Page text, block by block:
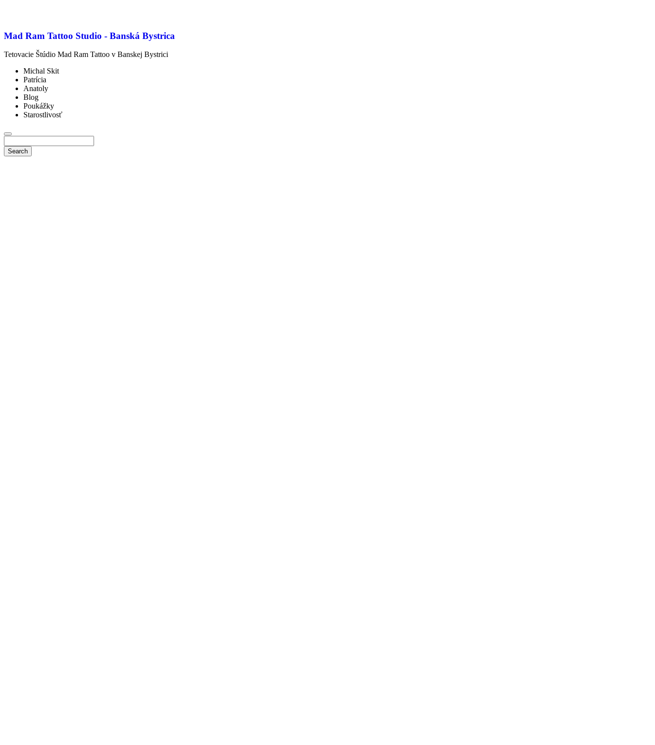
Mad Ram Tattoo Studio - Banská Bystrica
Tetovacie Štúdio Mad Ram Tattoo v Banskej Bystrici
Michal Skit
Patrícia
Anatoly
Blog
Poukážky
Starostlivosť